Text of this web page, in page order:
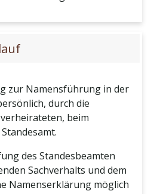
zur Namensführung in der
durch die
beim
des Standesbeamten
Sachverhalts und dem
Namenserklärung möglich